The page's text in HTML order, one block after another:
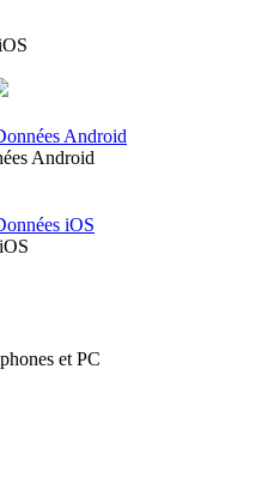
Android
Android
iOS
et PC